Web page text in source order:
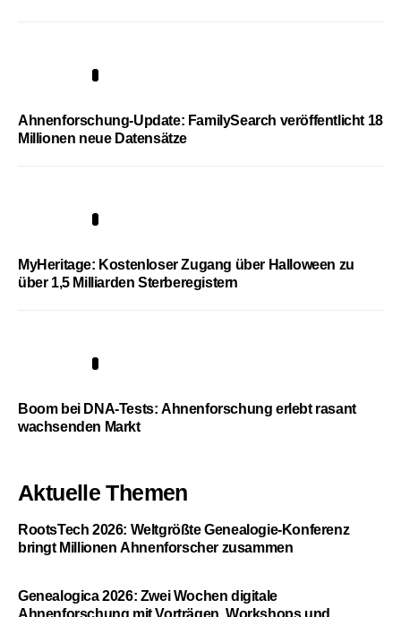
Ahnenforschung-Update: FamilySearch veröffentlicht 18
Millionen neue Datensätze
MyHeritage: Kostenloser Zugang über Halloween zu
über 1,5 Milliarden Sterberegistern
Boom bei DNA-Tests: Ahnenforschung erlebt rasant
wachsenden Markt
Aktuelle Themen
RootsTech 2026: Weltgrößte Genealogie-Konferenz
bringt Millionen Ahnenforscher zusammen
Genealogica 2026: Zwei Wochen digitale
Ahnenforschung mit Vorträgen, Workshops und